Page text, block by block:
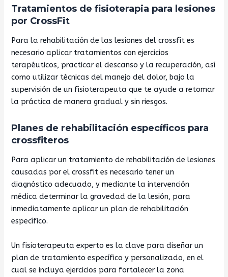
Tratamientos de fisioterapia para lesiones
por CrossFit
Para la rehabilitación de las lesiones del crossfit es
necesario aplicar tratamientos con ejercicios
terapéuticos, practicar el descanso y la recuperación, así
como utilizar técnicas del manejo del dolor, bajo la
supervisión de un fisioterapeuta que te ayude a retomar
la práctica de manera gradual y sin riesgos.
Planes de rehabilitación específicos para
crossfiteros
Para aplicar un tratamiento de rehabilitación de lesiones
causadas por el crossfit es necesario tener un
diagnóstico adecuado, y mediante la intervención
médica determinar la gravedad de la lesión, para
inmediatamente aplicar un plan de rehabilitación
específico.
Un fisioterapeuta experto es la clave para diseñar un
plan de tratamiento específico y personalizado, en el
cual se incluya ejercicios para fortalecer la zona